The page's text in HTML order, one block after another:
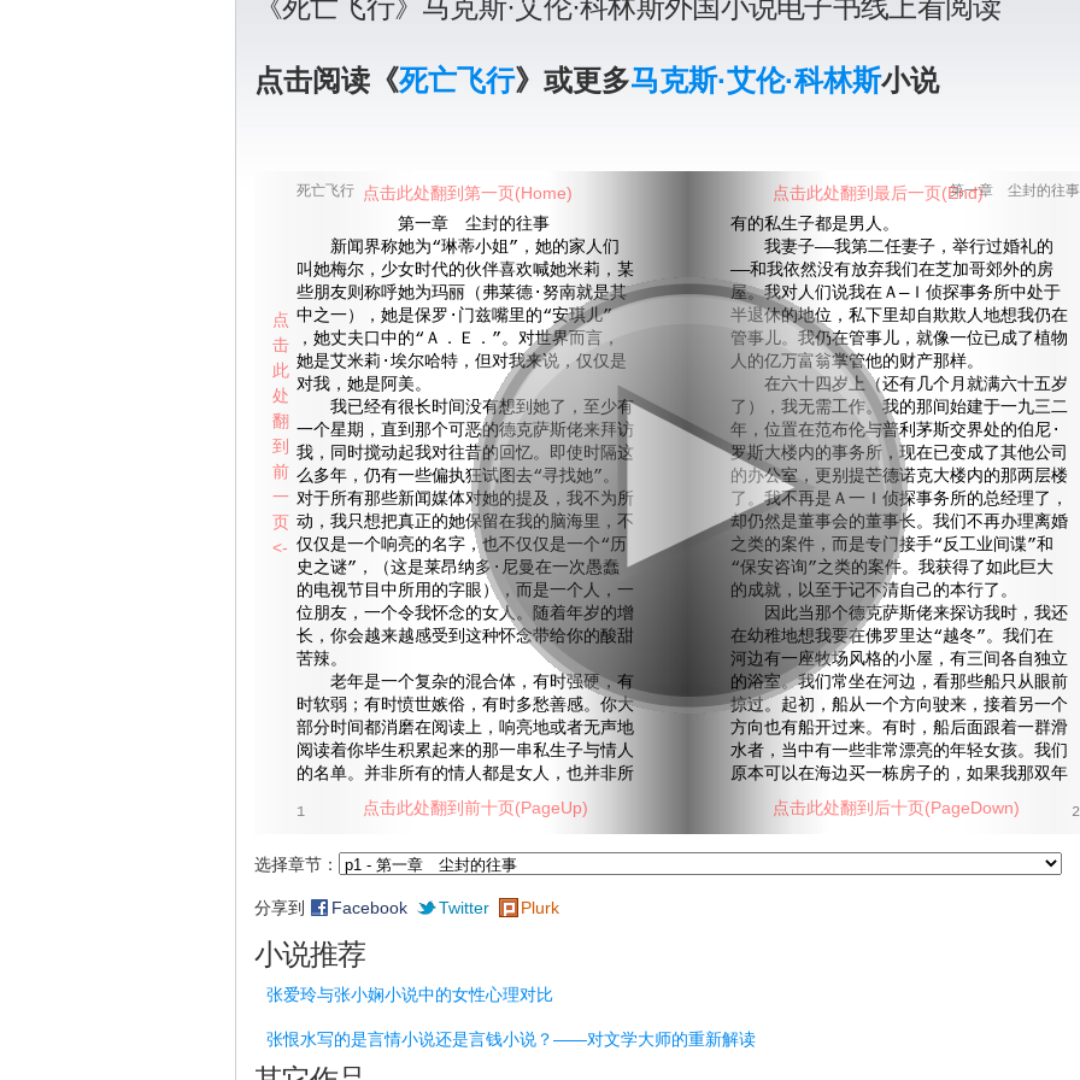
《死亡飞行》马克斯·艾伦·科林斯外国小说电子书线上看阅读
点击阅读《死亡飞行》或更多马克斯·艾伦·科林斯小说
死亡飞行 第一章 尘封的往事
第一章 尘封的往事
新闻界称她为“琳蒂小姐”，她的家人们
叫她梅尔，少女时代的伙伴喜欢喊她米莉，某
些朋友则称呼她为玛丽（弗莱德·努南就是其
中之一），她是保罗·门兹嘴里的“安琪儿”
，她丈夫口中的“Ａ．Ｅ．”。对世界而言，
她是艾米莉·埃尔哈特，但对我来说，仅仅是
对我，她是阿美。
我已经有很长时间没有想到她了，至少有
一个星期，直到那个可恶的德克萨斯佬来拜访
我，同时搅动起我对往昔的回忆。即使时隔这
么多年，仍有一些偏执狂试图去“寻找她”。
对于所有那些新闻媒体对她的提及，我不为所
动，我只想把真正的她保留在我的脑海里，不
仅仅是一个响亮的名字，也不仅仅是一个“历
史之谜”，（这是莱昂纳多·尼曼在一次愚蠢
的电视节目中所用的字眼），而是一个人，一
位朋友，一个令我怀念的女人。随着年岁的增
长，你会越来越感受到这种怀念带给你的酸甜
苦辣。
老年是一个复杂的混合体，有时强硬，有
时软弱；有时愤世嫉俗，有时多愁善感。你大
部分时间都消磨在阅读上，响亮地或者无声地
阅读着你毕生积累起来的那一串私生子与情人
的名单。并非所有的情人都是女人，也并非所
有的私生子都是男人。
我妻子——我第二任妻子，举行过婚礼的
——和我依然没有放弃我们在芝加哥郊外的房
屋。我对人们说我在Ａ—Ｉ侦探事务所中处于
半退休的地位，私下里却自欺欺人地想我仍在
管事儿。我仍在管事儿，就像一位已成了植物
人的亿万富翁掌管他的财产那样。
在六十四岁上（还有几个月就满六十五岁
了），我无需工作。我的那间始建于一九三二
年，位置在范布伦与普利茅斯交界处的伯尼·
罗斯大楼内的事务所，现在已变成了其他公司
的办公室，更别提芒德诺克大楼内的那两层楼
了。我不再是Ａ一Ｉ侦探事务所的总经理了，
却仍然是董事会的董事长。我们不再办理离婚
之类的案件，而是专门接手“反工业间谍”和
“保安咨询”之类的案件。我获得了如此巨大
的成就，以至于记不清自己的本行了。
因此当那个德克萨斯佬来探访我时，我还
在幼稚地想我要在佛罗里达“越冬”。我们在
河边有一座牧场风格的小屋，有三间各自独立
的浴室。我们常坐在河边，看那些船只从眼前
掠过。起初，船从一个方向驶来，接着另一个
方向也有船开过来。有时，船后面跟着一群滑
水者，当中有一些非常漂亮的年轻女孩。我们
原本可以在海边买一栋房子的，如果我那双年
1 2
选择章节：
分享到 Facebook Twitter Plurk
点击此处翻到第一页(Home) 点击此处翻到最后一页(End)
点击此处翻到前十页(PageUp) 点击此处翻到后十页(PageDown)
点
击
此
处
翻
到
前
一
页
<-
小说推荐
张爱玲与张小娴小说中的女性心理对比
张恨水写的是言情小说还是言钱小说？——对文学大师的重新解读